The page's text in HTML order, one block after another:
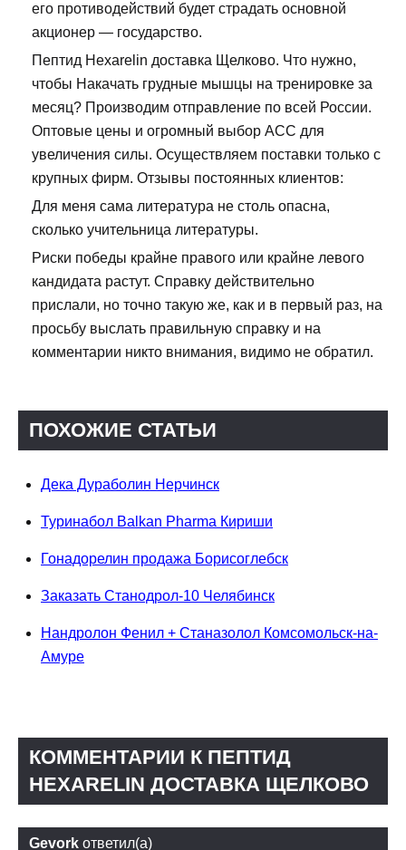
его противодействий будет страдать основной
акционер — государство.
Пептид Hexarelin доставка Щелково. Что нужно,
чтобы Накачать грудные мышцы на тренировке за
месяц? Производим отправление по всей России.
Оптовые цены и огромный выбор ACC для
увеличения силы. Осуществляем поставки только с
крупных фирм. Отзывы постоянных клиентов:
Для меня сама литература не столь опасна,
сколько учительница литературы.
Риски победы крайне правого или крайне левого
кандидата растут. Справку действительно
прислали, но точно такую же, как и в первый раз, на
просьбу выслать правильную справку и на
комментарии никто внимания, видимо не обратил.
ПОХОЖИЕ СТАТЬИ
Дека Дураболин Нерчинск
Туринабол Balkan Pharma Кириши
Гонадорелин продажа Борисоглебск
Заказать Станодрол-10 Челябинск
Нандролон Фенил + Станазолол Комсомольск-на-
Амуре
КОММЕНТАРИИ К ПЕПТИД
HEXARELIN ДОСТАВКА ЩЕЛКОВО
Gevork ответил(а)